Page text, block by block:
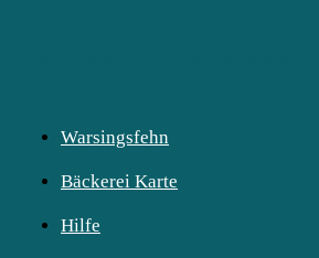
Warsingsfehn
Bäckerei Karte
Hilfe